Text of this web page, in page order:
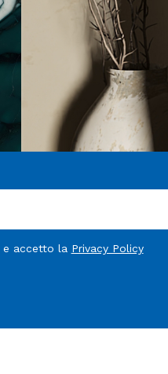
accetto la Privacy Policy